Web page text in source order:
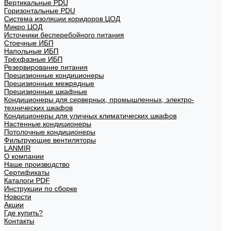
Вертикальные PDU
Горизонтальные PDU
Система изоляции коридоров ЦОД
Микро ЦОД
Источники бесперебойного питания
Стоечные ИБП
Напольные ИБП
Трёхфазные ИБП
Резервирование питания
Прецизионные кондиционеры
Прецизионные межрядные
Прецизионные шкафные
Кондиционеры для серверных, промышленных, электро-
технических шкафов
Кондиционеры для уличных климатических шкафов
Настенные кондиционеры
Потолочные кондиционеры
Фильтрующие вентиляторы
LANMIR
О компании
Наше производство
Сертификаты
Каталоги PDF
Инструкции по сборке
Новости
Акции
Где купить?
Контакты